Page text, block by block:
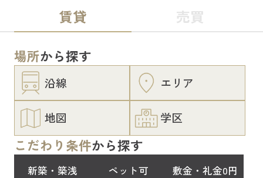
賃貸 売買
場所から探す
沿線 エリア
地図 学区
こだわり条件から探す
新築・築浅 ペット可 敷金・礼金0円